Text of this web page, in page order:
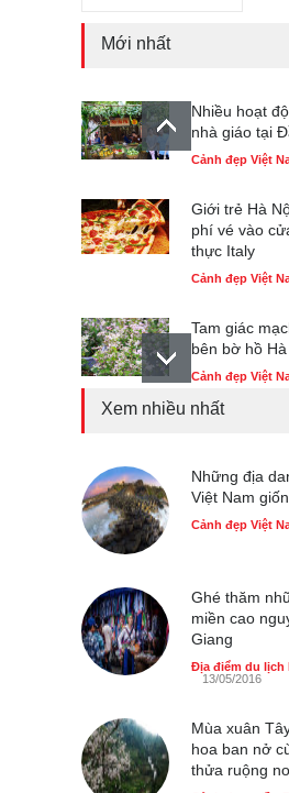
Mới nhất
Nhiều hoạt
nhà giáo tại
Cảnh đẹp Việt
Giới trẻ Hà
phí vé vào
thực Italy
Cảnh đẹp Việt
Tam giác
bên bờ hồ
Cảnh đẹp Việt
Cảnh đẹp Việt
Chợ đêm Phú
40 xe ôtô du
tiên qua cửa
Cảnh đẹp Việt
Thực hư cây
nhất Việt Nam
sau lũ
Cảnh đẹp Việt
Xem nhiều nhất
Những địa
Việt Nam
Cảnh đẹp Việt
Ghé thăm
miền cao
Giang
Địa điểm du lịch
13/05/2016
Mùa xuân
hoa ban nở
thửa ruộng